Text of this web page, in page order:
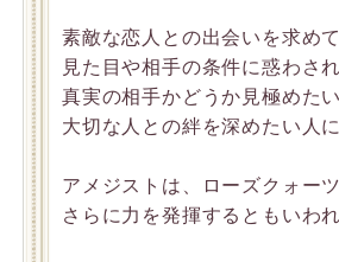
素敵な恋人との出会いを求めて
見た目や相手の条件に惑わされ
真実の相手かどうか見極めたい
大切な人との絆を深めたい人
アメジストは、ローズクォー
さらに力を発揮するともいわ